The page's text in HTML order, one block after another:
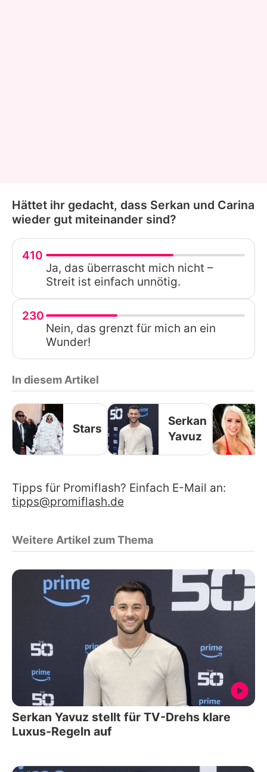
Hättet ihr gedacht, dass Serkan und Carina
wieder gut miteinander sind?
410
Ja, das überrascht mich nicht –
Streit ist einfach unnötig.
230
Nein, das grenzt für mich an ein
Wunder!
In diesem Artikel
Stars
Serkan
Yavuz
Tipps für Promiflash? Einfach E-Mail an:
tipps@promiflash.de
Weitere Artikel zum Thema
Serkan Yavuz stellt für TV-Drehs klare
Luxus-Regeln auf